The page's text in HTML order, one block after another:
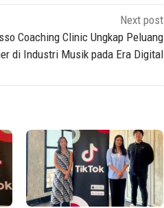
Next post
Coaching Clinic Ungkap Peluang
di Industri Musik pada Era Digital